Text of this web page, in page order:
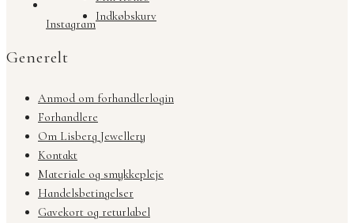
Instagram
Indkøbskurv
Generelt
Anmod om forhandlerlogin
Forhandlere
Om Lisberg Jewellery
Kontakt
Materiale og smykkepleje
Handelsbetingelser
Gavekort og returlabel